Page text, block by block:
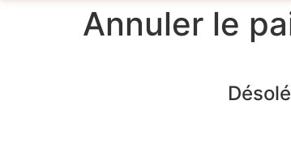
Annuler le